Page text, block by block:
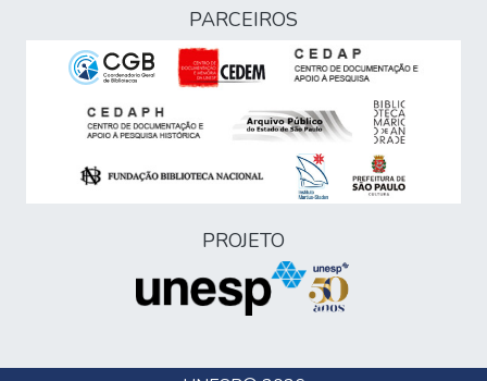
PARCEIROS
PROJETO